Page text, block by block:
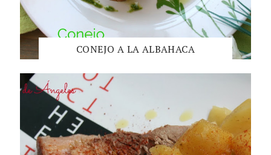
CONEJO A LA ALBAHACA